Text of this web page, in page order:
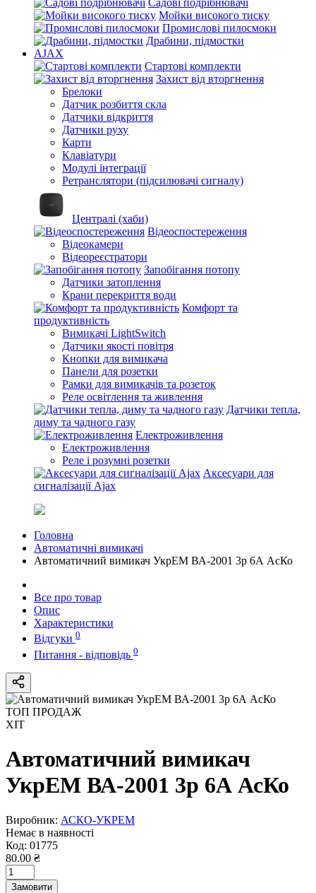
Садові подрібнювачі
Мойки високого тиску
Промислові пилосмоки
Драбини, підмостки
AJAX
Стартові комплекти
Захист від вторгнення
Брелоки
Датчик розбиття скла
Датчики відкриття
Датчики руху
Карти
Клавіатури
Модулі інтеграції
Ретранслятори (підсилювачі сигналу)
Централі (хаби)
Відеоспостереження
Відеокамери
Відеореєстратори
Запобігання потопу
Датчики затоплення
Крани перекриття води
Комфорт та
продуктивність
Вимикачі LightSwitch
Датчики якості повітря
Кнопки для вимикача
Панели для розетки
Рамки для вимикачів та розеток
Реле освітлення та живлення
Датчики тепла,
диму та чадного газу
Електроживлення
Електроживлення
Реле і розумні розетки
Аксесуари для
сигналізації Ajax
Головна
Автоматичні вимикачі
Автоматичний вимикач УкрЕМ ВА-2001 3р 6А АсКо
Все про товар
Опис
Характеристики
Відгуки 0
Питання - відповідь 0
ТОП ПРОДАЖ
ХІТ
Автоматичний вимикач
УкрЕМ ВА-2001 3р 6А АсКо
Виробник: АСКО-УКРЕМ
Немає в наявності
Код: 01775
80.00 ₴
Замовити